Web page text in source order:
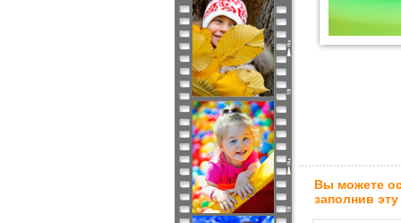
Вы можете
заполнив